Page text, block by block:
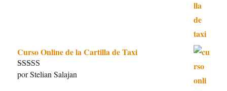
Curso Online de la Cartilla de Taxi
Valorado con
por Stelian Salajan